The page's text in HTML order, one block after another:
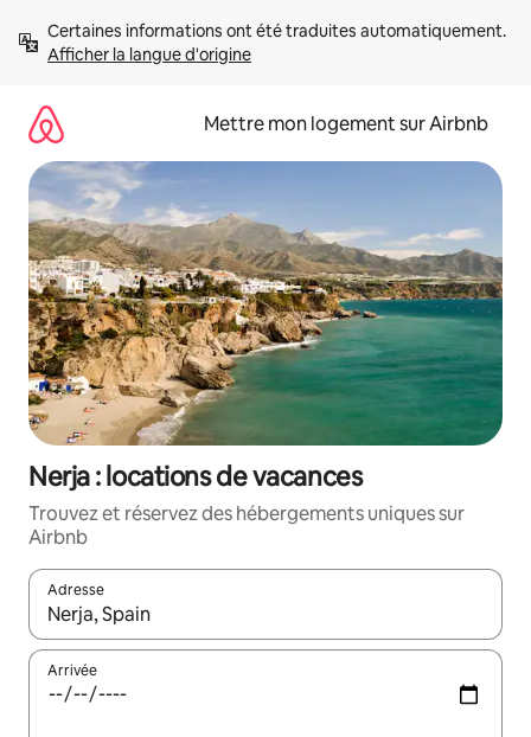
directement
Afficher la langue d'origine
Mettre mon logement sur Airbnb
Nerja : locations de vacances
Trouvez et réservez des hébergements uniques sur
Airbnb
Adresse
Lorsque les résultats s'affichent, utilisez les flèches vers le
Arrivée